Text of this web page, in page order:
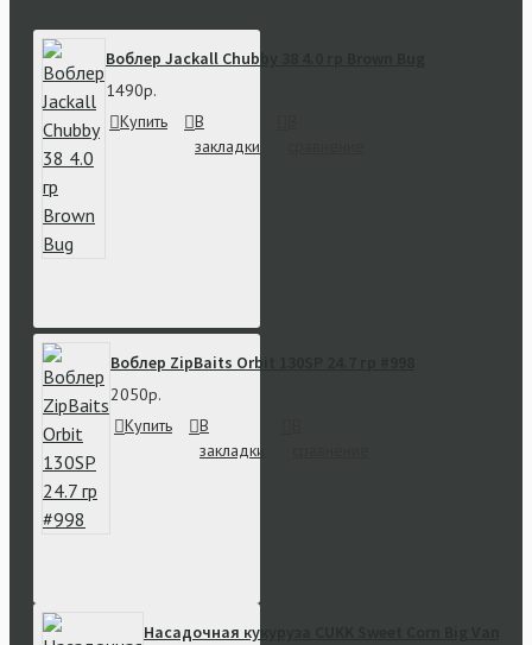
Воблер Jackall Chubby 38 4.0 гр Brown Bug
1490р.
Купить
В
закладки
Воблер ZipBaits Orbit 130SP 24.7 гр #998
2050р.
Купить
В
закладки
Насадочная кукуруза CUKK Sweet Corn Big Vanilla